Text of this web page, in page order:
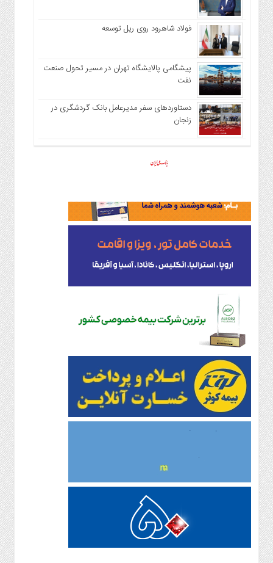
فولاد شاهرود روی ریل توسعه
پیشگامی پالایشگاه تهران در مسیر تحول صنعت
نفت
دستاوردهای سفر مدیرعامل بانک گردشگری در
زنجان